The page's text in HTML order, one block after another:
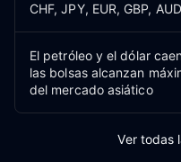
CHF, JPY, EUR, GBP,
El petróleo y el dólar
las bolsas alcanzan
del mercado asiático
Ver todas